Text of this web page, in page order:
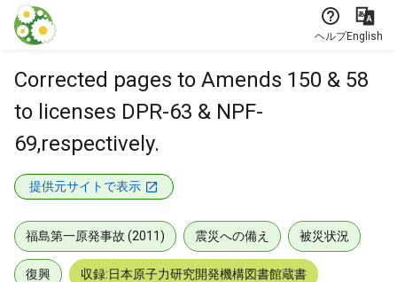
本文に飛ぶ
ヘルプEnglish
Corrected pages to Amends 150 & 58
to licenses DPR-63 & NPF-
69,respectively.
提供元サイトで表示
福島第一原発事故 (2011) 震災への備え 被災状況
復興 収録:日本原子力研究開発機構図書館蔵書